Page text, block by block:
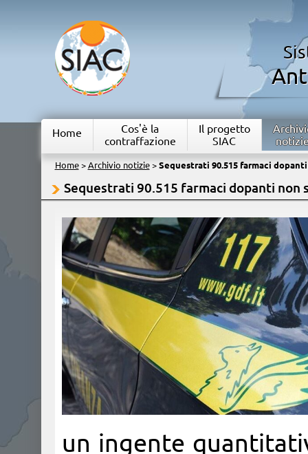
Home
Cos'è la
contraffazione
Il progetto
SIAC
Home> Archivio notizie> Sequestrati 90.515 farmaci
Sequestrati 90.515 farmaci dopanti non
un ingente